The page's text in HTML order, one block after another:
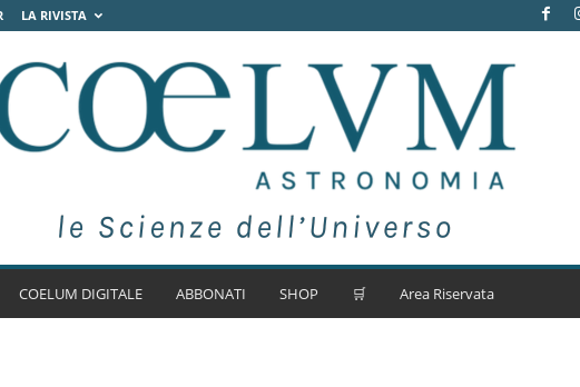
LA RIVISTA
COELUM DIGITALE ABBONATI SHOP 🛒 Area Riservata